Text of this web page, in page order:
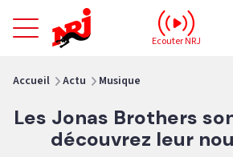
NRJ - Accueil
Ecouter NRJ
Accueil Actu Musique
Les Jonas Brothers
découvrez leur